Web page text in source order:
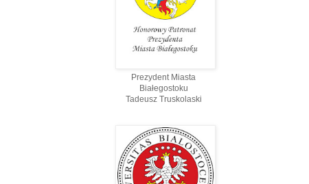
Prezydent Miasta
Białegostoku
Tadeusz Truskolaski